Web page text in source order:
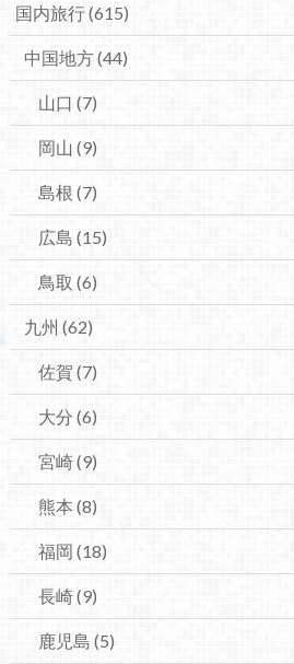
国内旅行(615)
中国地方(44)
山口 (7)
岡山 (9)
島根 (7)
広島 (15)
鳥取 (6)
九州 (62)
佐賀 (7)
大分 (6)
宮崎(9)
熊本 (8)
福岡 (18)
長崎(9)
鹿児島 (5)